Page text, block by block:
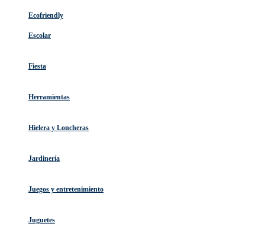
Ecofriendly
Escolar
Fiesta
Herramientas
Hielera y Loncheras
Jardinería
Juegos y entretenimiento
Juguetes